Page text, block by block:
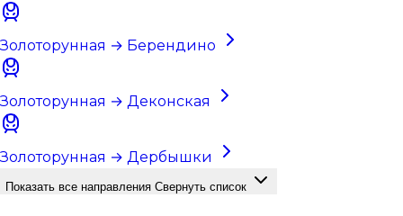
Золоторунная → Берендино
Золоторунная → Деконская
Золоторунная → Дербышки
Показать все направления Свернуть список